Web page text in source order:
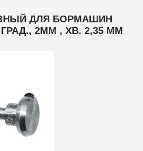
ДЛЯ БОРМАШИН
ГРАД., 2ММ , ХВ. 2,35 ММ